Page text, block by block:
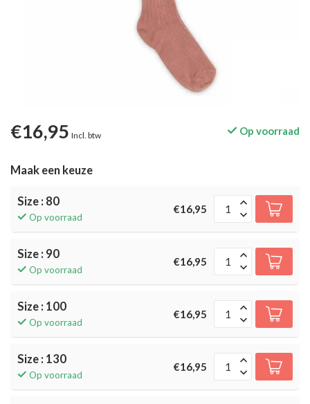
€16,95 Incl. btw Op voorraad
Maak een keuze
Size : 80
Op voorraad
€16,95
Size : 90
Op voorraad
€16,95
Size : 100
Op voorraad
€16,95
Size : 130
Op voorraad
€16,95